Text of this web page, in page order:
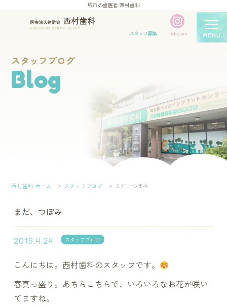
堺市の歯医者 西村歯科
スタッフ募集 Instagram MENU
スタッフブログ
Blog
西村歯科 ホーム スタッフブログ まだ、つぼみ
まだ、つぼみ
2019.4.24 スタッフブログ
こんにちは。西村歯科のスタッフです。
春真っ盛り。あちらこちらで、いろいろなお花が咲い
てますね。